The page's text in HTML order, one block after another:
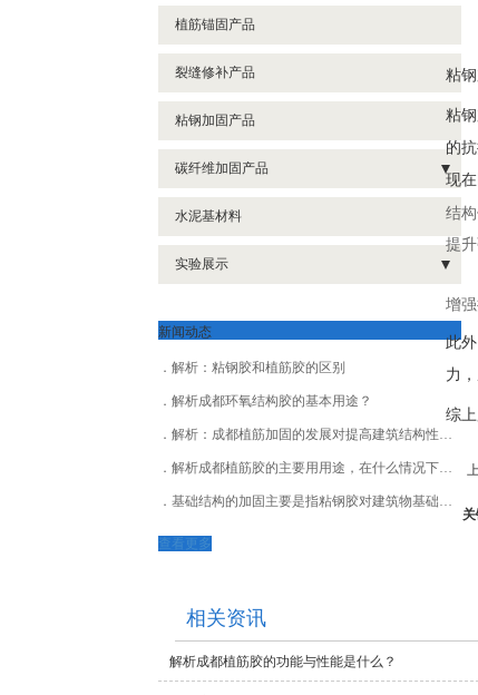
粘
粘
的
现
结
提
增
此
力
综
植筋锚固产品
裂缝修补产品
粘钢加固产品
碳纤维加固产品
- 碳纤维浸渍胶
- 碳纤维材料
水泥基材料
实验展示
新闻动态
解析：粘钢胶和植筋胶的区别
解析成都环氧结构胶的基本用途？
解析：成都植筋加固的发展对提高建筑结构性能的重要性！
解析成都植筋胶的主要用用途，在什么情况下需要植筋胶？
基础结构的加固主要是指粘钢胶对建筑物基础的加固吗
查看更多
相关资讯
解析成都植筋胶的功能与性能是什么？